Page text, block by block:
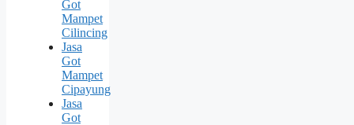
Got
Mampet
Cilincing
Jasa
Got
Mampet
Cipayung
Jasa
Got